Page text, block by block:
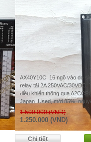
AX40Y10C. 16 ngõ vào dc
relay tải 2A 250VAC/30VDC.
điều khiển thông qua
Japan. Used, mới 85%,
1.500.000 (VND)
1.250.000 (VND)